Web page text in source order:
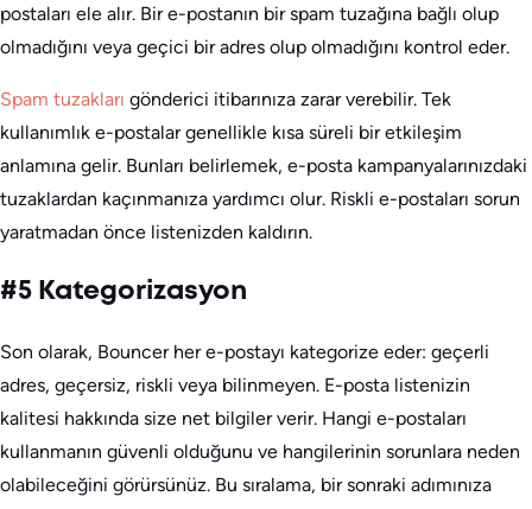
postaları ele alır. Bir e-postanın bir spam tuzağına bağlı olup
olmadığını veya geçici bir adres olup olmadığını kontrol eder.
Spam tuzakları gönderici itibarınıza zarar verebilir. Tek
kullanımlık e-postalar genellikle kısa süreli bir etkileşim
anlamına gelir. Bunları belirlemek, e-posta kampanyalarınızdaki
tuzaklardan kaçınmanıza yardımcı olur. Riskli e-postaları sorun
yaratmadan önce listenizden kaldırın.
#5 Kategorizasyon
Son olarak, Bouncer her e-postayı kategorize eder: geçerli
adres, geçersiz, riskli veya bilinmeyen. E-posta listenizin
kalitesi hakkında size net bilgiler verir. Hangi e-postaları
kullanmanın güvenli olduğunu ve hangilerinin sorunlara neden
olabileceğini görürsünüz. Bu sıralama, bir sonraki adımınıza